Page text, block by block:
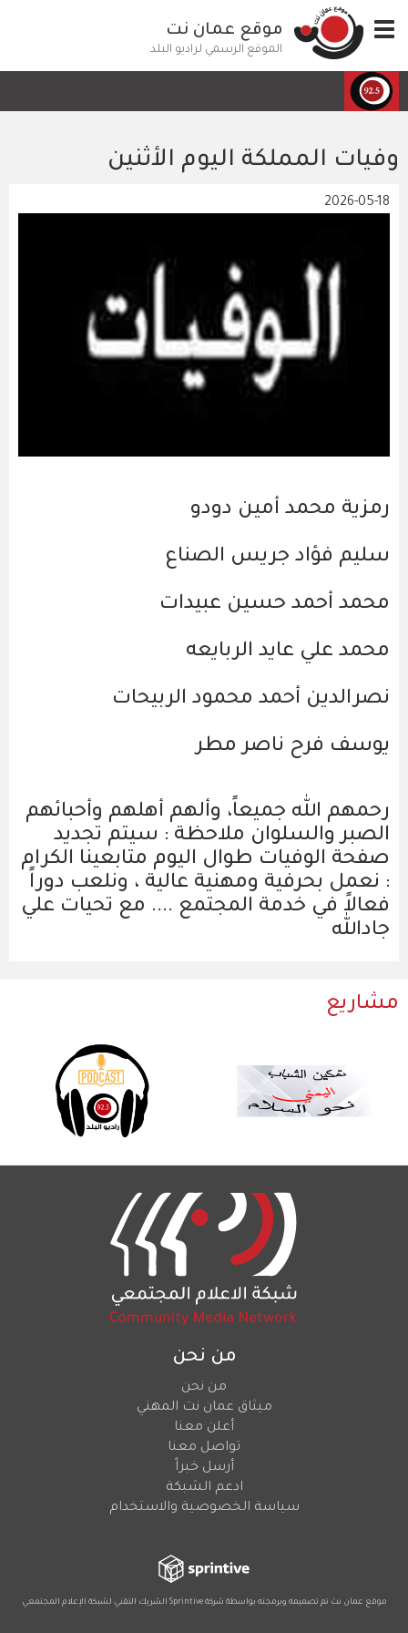
إلى
المحتوى
الرئيسي
Toggle
navigation
موقع عمان نت
الموقع الرسمي لراديو البلد
وفيات المملكة اليوم الأثنين
2026-05-18
رمزية محمد أمين دودو
سليم فؤاد جريس الصناع
محمد أحمد حسين عبيدات
محمد علي عايد الربايعه
نصرالدين أحمد محمود الربيحات
يوسف فرح ناصر مطر
رحمهم الله جميعاً، وألهم أهلهم وأحبائهم
الصبر والسلوان ملاحظة : سيتم تجديد
صفحة الوفيات طوال اليوم متابعينا الكرام
: نعمل بحرفية ومهنية عالية ، ونلعب دوراً
فعالاً في خدمة المجتمع .... مع تحيات علي
جادالله
مشاريع
من نحن
من نحن
ميثاق عمان نت المهني
أعلن معنا
تواصل معنا
أرسل خبراً
ادعم الشبكة
سياسة الخصوصية والاستخدام
موقع عمان نت تم تصميمه وبرمجته بواسطة شركةSprintive الشريك التقني لشبكة الإعلام المجتمعي